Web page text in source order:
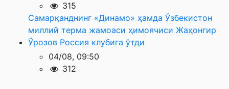
315
Самарқанднинг «Динамо» ҳамда Ўзбекистон
миллий терма жамоаси ҳимоячиси Жаҳонгир
Ўрозов Россия клубига ўтди
04/08, 09:50
312